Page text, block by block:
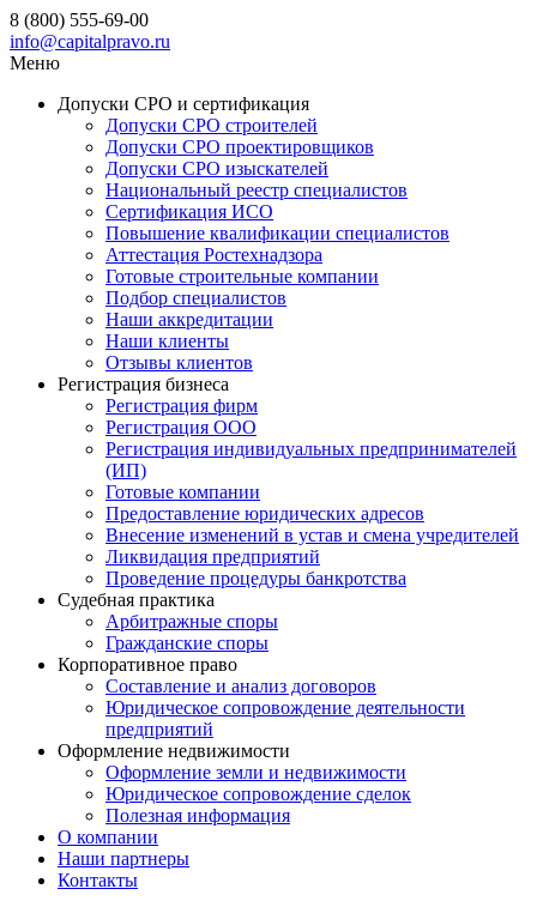
8 (800) 555-69-00
info@capitalpravo.ru
Меню
Допуски СРО и сертификация
Допуски СРО строителей
Допуски СРО проектировщиков
Допуски СРО изыскателей
Национальный реестр специалистов
Сертификация ИСО
Повышение квалификации специалистов
Аттестация Ростехнадзора
Готовые строительные компании
Подбор специалистов
Наши аккредитации
Наши клиенты
Отзывы клиентов
Регистрация бизнеса
Регистрация фирм
Регистрация ООО
Регистрация индивидуальных предпринимателей
(ИП)
Готовые компании
Предоставление юридических адресов
Внесение изменений в устав и смена учредителей
Ликвидация предприятий
Проведение процедуры банкротства
Судебная практика
Арбитражные споры
Гражданские споры
Корпоративное право
Составление и анализ договоров
Юридическое сопровождение деятельности
предприятий
Оформление недвижимости
Оформление земли и недвижимости
Юридическое сопровождение сделок
Полезная информация
О компании
Наши партнеры
Контакты